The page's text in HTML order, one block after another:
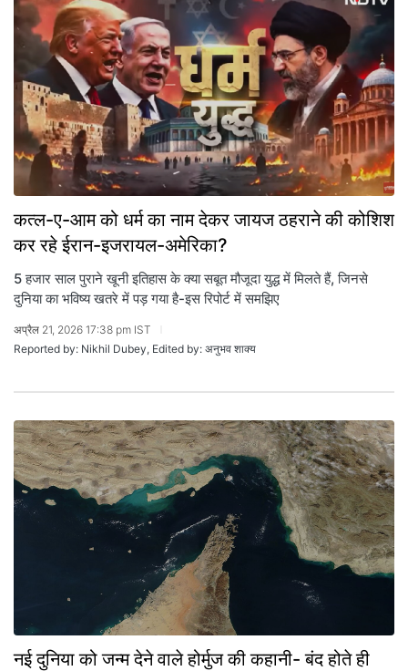
कत्ल-ए-आम को धर्म का नाम देकर जायज ठहराने की कोशिश
कर रहे ईरान-इजरायल-अमेरिका?
5 हजार साल पुराने खूनी इतिहास के क्या सबूत मौजूदा युद्ध में मिलते हैं, जिनसे
दुनिया का भविष्य खतरे में पड़ गया है-इस रिपोर्ट में समझिए
अप्रैल 21, 2026 17:38 pm IST
Reported by: Nikhil Dubey, Edited by: अनुभव शाक्य
नई दुनिया को जन्म देने वाले होर्मुज की कहानी- बंद होते ही